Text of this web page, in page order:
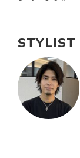
STYLIST